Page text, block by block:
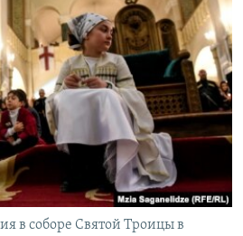
в соборе Святой Троицы в